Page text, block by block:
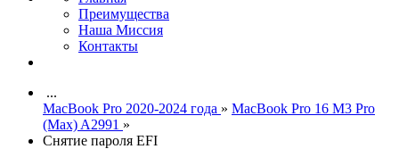
Преимущества
Наша Миссия
Контакты
...
MacBook Pro 2020-2024 года » MacBook Pro 16 M3 Pro
(Max) A2991 »
Снятие пароля EFI